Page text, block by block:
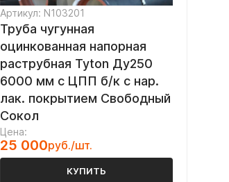
Артикул: N103201
Труба чугунная
оцинкованная напорная
раструбная Tyton Ду250
6000 мм с ЦПП б/к с нар.
лак. покрытием Свободный
Сокол
Цена:
25 000руб./шт.
КУПИТЬ